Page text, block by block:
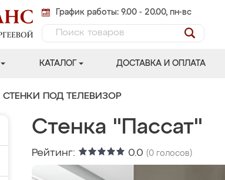
График работы: 9.00 - 20.00, пн-вс
КАТАЛОГ ДОСТАВКА И ОПЛАТА
СТЕНКИ ПОД ТЕЛЕВИЗОР
Стенка "Пассат"
Рейтинг: 0.0 (0 голосов)